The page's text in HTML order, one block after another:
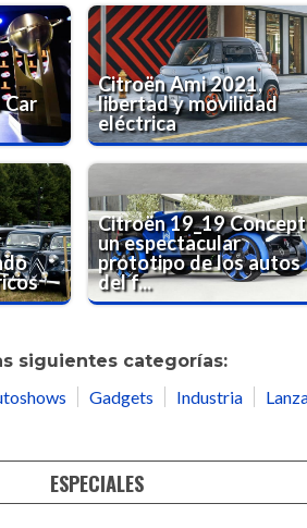
Citroën Ami 2021,
libertad y movilidad
eléctrica
Citroën 19_19
un espectacular
prototipo de los autos
del f...
siguientes categorías:
Gadgets Industria
ESPECIALES